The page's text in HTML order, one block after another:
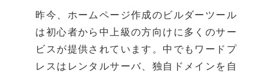
昨今、ホームページ作成のビルダーツール
は初心者から中上級の方向けに多くのサー
ビスが提供されています。中でもワードプ
レスはレンタルサーバ、独自ドメインを自